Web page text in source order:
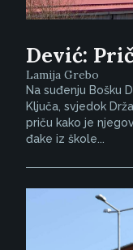
Dević:
Lamija Grebo
Na suđenju Bošku
Ključa, svjedok
priču kako je
đake iz škole...